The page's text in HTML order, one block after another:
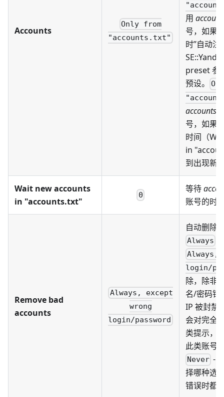
Accounts
Only from
"accounts.txt"
用
号，如果
时”自动
preset 参
预设。
号，如果
时间（
in
到出现新
Wait new accounts
in "accounts.txt"
0
等待
账号的时
Remove bad
accounts
Always, except
wrong
login/password
自动删除“
Always
Always,
login/
除，除非
名/密码错
IP 被封禁
会对完全
类提示，
此类账号
Never -
择哪种选
错误时都